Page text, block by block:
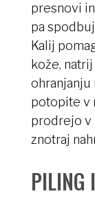
presnovi
pa
Kalij
kože,
ohranjanju
potopite v
prodrejo v
znotraj
PILING